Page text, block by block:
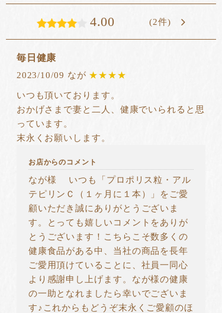
4.00 (2件)
毎日健康
2023/10/09 なが ★★★★
いつも頂いております。
おかげさまで妻と二人、健康でいられると思
っています。
末永くお願いします。
お店からのコメント
なが様 いつも「プロポリス粒・アル
テピリンＣ（１ヶ月に１本）」をご愛
顧いただき誠にありがとうございま
す。とっても嬉しいコメントをありが
とうございます！こちらこそ数多くの
健康食品がある中、当社の商品を長年
ご愛用頂けていることに、社員一同心
より感謝申し上げます。なが様の健康
の一助となれましたら幸いでございま
す♪これからもどうぞ末永くご愛顧のほ